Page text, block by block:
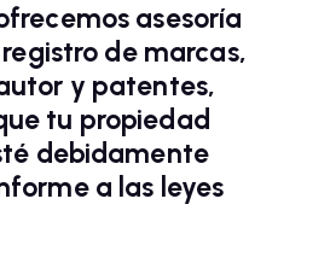
asesoría
de marcas,
y patentes,
tu propiedad
debidamente
a las leyes